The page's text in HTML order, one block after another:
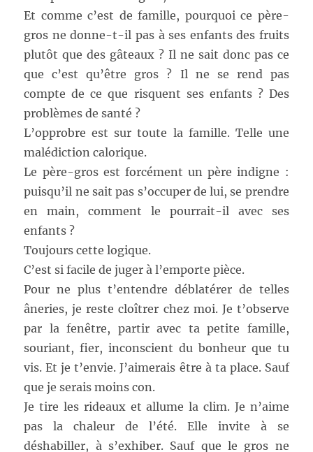
Et comme c’est de famille, pourquoi ce père-
gros ne donne-t-il pas à ses enfants des fruits
plutôt que des gâteaux ? Il ne sait donc pas ce
que c’est qu’être gros ? Il ne se rend pas
compte de ce que risquent ses enfants ? Des
problèmes de santé ?
L’opprobre est sur toute la famille. Telle une
malédiction calorique.
Le père-gros est forcément un père indigne :
puisqu’il ne sait pas s’occuper de lui, se prendre
en main, comment le pourrait-il avec ses
enfants ?
Toujours cette logique.
C’est si facile de juger à l’emporte pièce.
Pour ne plus t’entendre déblatérer de telles
âneries, je reste cloîtrer chez moi. Je t’observe
par la fenêtre, partir avec ta petite famille,
souriant, fier, inconscient du bonheur que tu
vis. Et je t’envie. J’aimerais être à ta place. Sauf
que je serais moins con.
Je tire les rideaux et allume la clim. Je n’aime
pas la chaleur de l’été. Elle invite à se
déshabiller, à s’exhiber. Sauf que le gros ne